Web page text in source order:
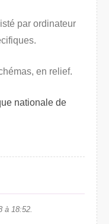
par ordinateur
en relief.
nationale de
à 18:52.